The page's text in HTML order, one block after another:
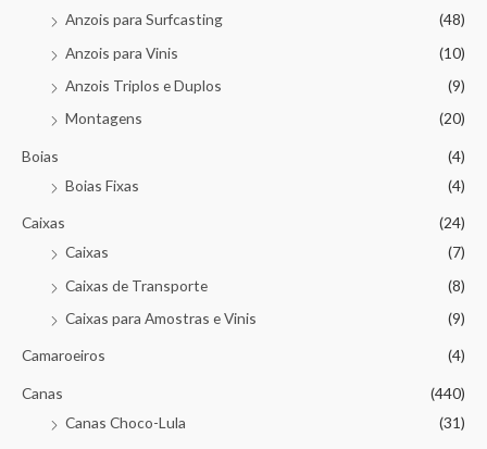
Anzois para Surfcasting
(48)
Anzois para Vinis
(10)
Anzois Triplos e Duplos
(9)
Montagens
(20)
Boias
(4)
Boias Fixas
(4)
Caixas
(24)
Caixas
(7)
Caixas de Transporte
(8)
Caixas para Amostras e Vinis
(9)
Camaroeiros (4)
Canas
(440)
Canas Choco-Lula
(31)